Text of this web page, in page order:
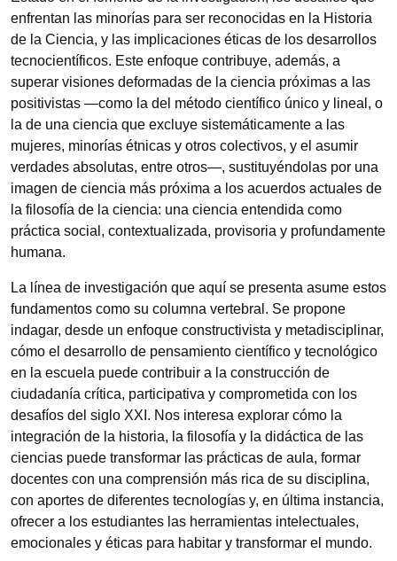
enfrentan las minorías para ser reconocidas en la Historia
de la Ciencia, y las implicaciones éticas de los desarrollos
tecnocientíficos. Este enfoque contribuye, además, a
superar visiones deformadas de la ciencia próximas a las
positivistas —como la del método científico único y lineal, o
la de una ciencia que excluye sistemáticamente a las
mujeres, minorías étnicas y otros colectivos, y el asumir
verdades absolutas, entre otros—, sustituyéndolas por una
imagen de ciencia más próxima a los acuerdos actuales de
la filosofía de la ciencia: una ciencia entendida como
práctica social, contextualizada, provisoria y profundamente
humana.
La línea de investigación que aquí se presenta asume estos
fundamentos como su columna vertebral. Se propone
indagar, desde un enfoque constructivista y metadisciplinar,
cómo el desarrollo de pensamiento científico y tecnológico
en la escuela puede contribuir a la construcción de
ciudadanía crítica, participativa y comprometida con los
desafíos del siglo XXI. Nos interesa explorar cómo la
integración de la historia, la filosofía y la didáctica de las
ciencias puede transformar las prácticas de aula, formar
docentes con una comprensión más rica de su disciplina,
con aportes de diferentes tecnologías y, en última instancia,
ofrecer a los estudiantes las herramientas intelectuales,
emocionales y éticas para habitar y transformar el mundo.